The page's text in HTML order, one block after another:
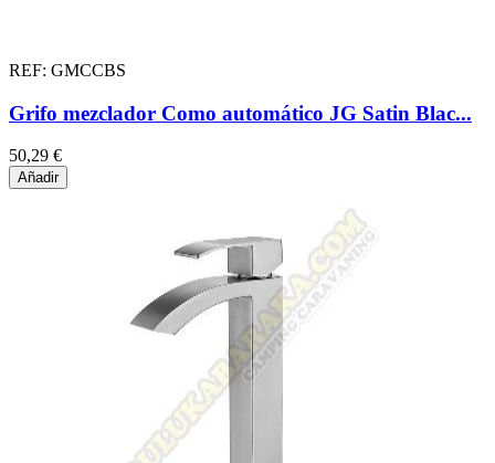
REF: GMCCBS
Grifo mezclador Como automático JG Satin Blac...
50,29 €
Añadir